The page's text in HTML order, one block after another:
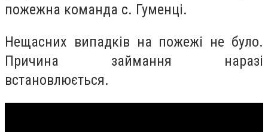
пожежна команда с. Гуменці.
Нещасних випадків на пожежі не було.
Причина займання наразі
встановлюється.